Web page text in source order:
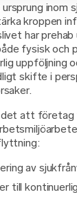
inom
kroppen
har
fysisk och
uppföljning
skifte i
att företag
av
till